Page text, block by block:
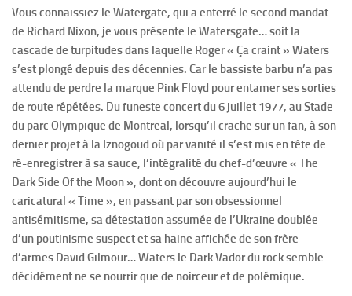
Vous connaissiez le Watergate, qui a enterré le second mandat
de Richard Nixon, je vous présente le Watersgate… soit la
cascade de turpitudes dans laquelle Roger « Ça craint » Waters
s’est plongé depuis des décennies. Car le bassiste barbu n’a pas
attendu de perdre la marque Pink Floyd pour entamer ses sorties
de route répétées. Du funeste concert du 6 juillet 1977, au Stade
du parc Olympique de Montreal, lorsqu’il crache sur un fan, à son
dernier projet à la Iznogoud où par vanité il s’est mis en tête de
ré-enregistrer à sa sauce, l’intégralité du chef-d’œuvre « The
Dark Side Of the Moon », dont on découvre aujourd’hui le
caricatural « Time », en passant par son obsessionnel
antisémitisme, sa détestation assumée de l’Ukraine doublée
d’un poutinisme suspect et sa haine affichée de son frère
d’armes David Gilmour… Waters le Dark Vador du rock semble
décidément ne se nourrir que de noirceur et de polémique.